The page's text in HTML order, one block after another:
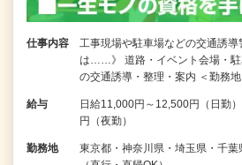
仕事内容
工事現場や駐車場などの交通誘
は……》 道路・イベント会場・駐
の交通誘導・整理・案内 ＜勤務
給与
日給11,000円～12,500円（日勤
円（夜勤）
勤務地
東京都・神奈川県・埼玉県・千